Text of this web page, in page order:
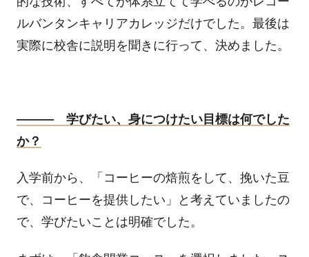
ルバンタンキャリアカレッジだけでした。最後は
実際に校舎に説明を聞きに行って、決めました。
――― 学びたい、身につけたい目標は何でした
か？
入学前から、「コーヒーの焙煎をして、挽いた豆
で、コーヒーを提供したい」と考えていましたの
で、学びたいことは明確でした。